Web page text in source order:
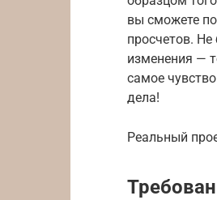
вы сможете
просчетов.
изменения —
самое
дела!
Реальный